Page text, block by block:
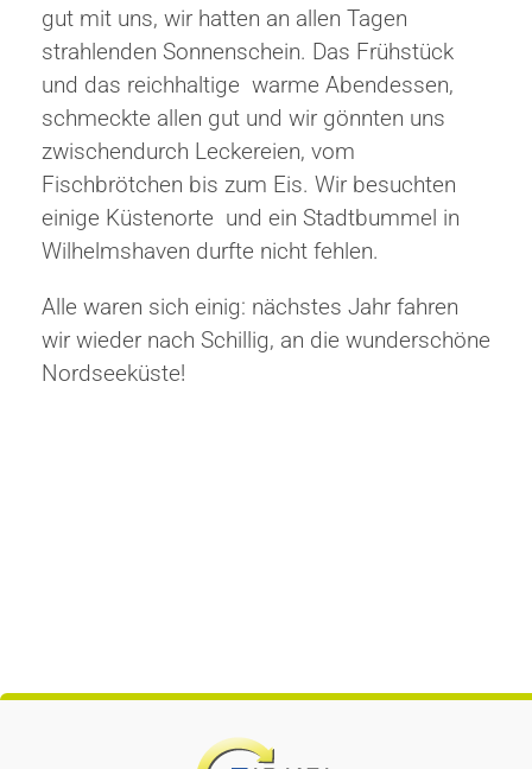
gut mit uns, wir hatten an allen Tagen
strahlenden Sonnenschein. Das Frühstück
und das reichhaltige warme Abendessen,
schmeckte allen gut und wir gönnten uns
zwischendurch Leckereien, vom
Fischbrötchen bis zum Eis. Wir besuchten
einige Küstenorte und ein Stadtbummel in
Wilhelmshaven durfte nicht fehlen.
Alle waren sich einig: nächstes Jahr fahren
wir wieder nach Schillig, an die wunderschöne
Nordseeküste!